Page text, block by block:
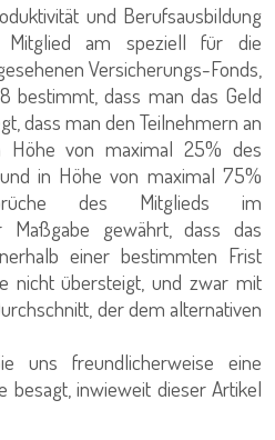
und Berufsausbildung
am speziell für die
Versicherungs-Fonds,
bestimmt, dass man das Geld
dass man den Teilnehmern an
Höhe von maximal 25% des
in Höhe von maximal 75%
des Mitglieds im
Maßgabe gewährt, dass das
einer bestimmten Frist
nicht übersteigt, und zwar mit
der dem alternativen
uns freundlicherweise eine
besagt, inwieweit dieser Artikel